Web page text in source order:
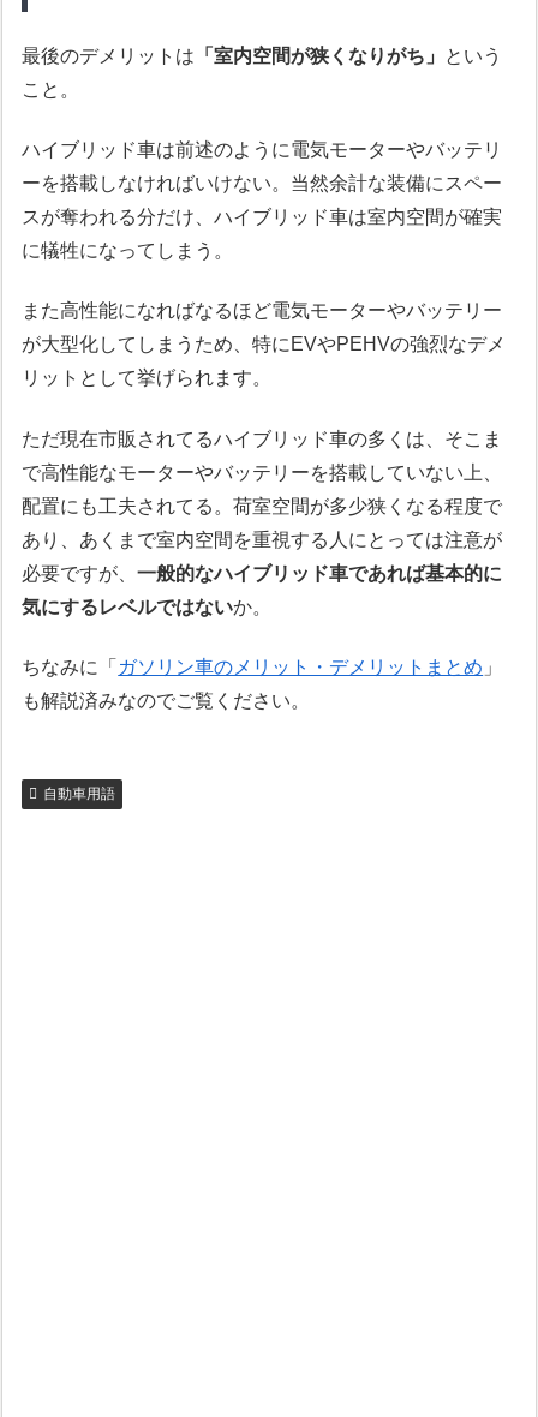
最後のデメリットは 「室内空間が狭くなりがち」
という
こと。
ハイブリッド車は前述のように電気モーターやバッテリ
ーを搭載しなければいけない。当然余計な装備にスペー
スが奪われる分だけ、ハイブリッド車は室内空間が確実
に犠牲になってしまう。
また高性能になればなるほど電気モーターやバッテリー
が大型化してしまうため、特にEVやPEHVの強烈なデメ
リットとして挙げられます。
ただ現在市販されてるハイブリッド車の多くは、そこま
で高性能なモーターやバッテリーを搭載していない上、
配置にも工夫されてる。荷室空間が多少狭くなる程度で
あり、あくまで室内空間を重視する人にとっては注意が
必要ですが、一般的なハイブリッド車であれば基本的に
気にするレベルではないか。
ちなみに「 ガソリン車のメリット・デメリットまとめ 」
も解説済みなのでご覧ください。
自動車用語